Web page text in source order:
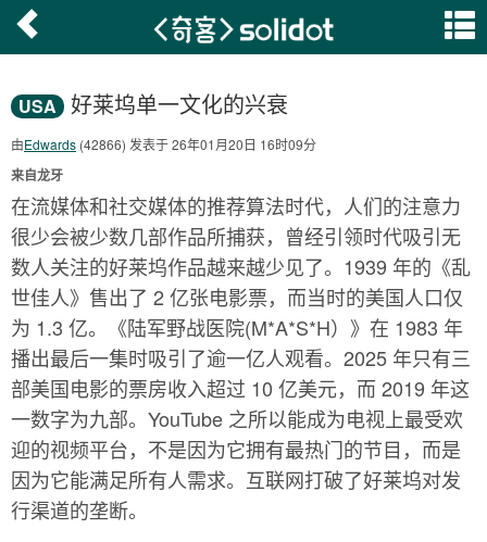
USA 好莱坞单一文化的兴衰
由Edwards (42866) 发表于 26年01月20日 16时09分
来自龙牙
在流媒体和社交媒体的推荐算法时代，人们的注意力
很少会被少数几部作品所捕获，曾经引领时代吸引无
数人关注的好莱坞作品越来越少见了。1939 年的《乱
世佳人》售出了 2 亿张电影票，而当时的美国人口仅
为 1.3 亿。《陆军野战医院(M*A*S*H）》在 1983 年
播出最后一集时吸引了逾一亿人观看。2025 年只有三
部美国电影的票房收入超过 10 亿美元，而 2019 年这
一数字为九部。YouTube 之所以能成为电视上最受欢
迎的视频平台，不是因为它拥有最热门的节目，而是
因为它能满足所有人需求。互联网打破了好莱坞对发
行渠道的垄断。